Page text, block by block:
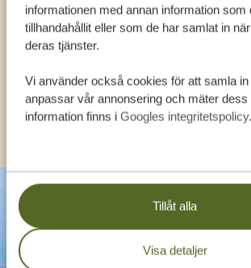
informationen med annan information som
tillhandahållit eller som de har samlat in
deras tjänster.
Vi använder också cookies för att samla
anpassar vår annonsering och mäter
information finns i Googles integritetspolicy.
Tillåt alla
Visa detaljer
EXPERTER
KONTAKT